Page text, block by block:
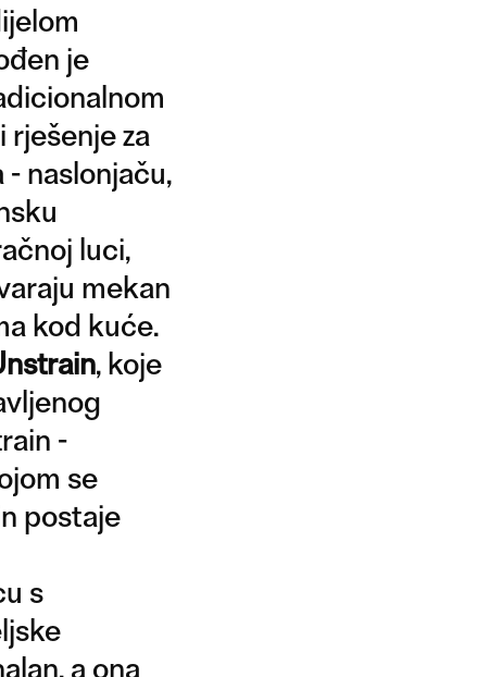
je
za
naslonjaču,
luci,
mekan
kod kuće.
, koje
-
se
postaje
s
a ona